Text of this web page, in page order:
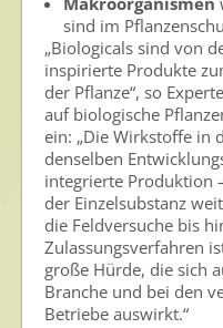
sind im
„Biologicals sind von
inspirierte Produkte
der Pflanze“, so
auf biologische
ein: „Die Wirkstoffe in
denselben
integrierte Produktion
der Einzelsubstanz
die Feldversuche bis
Zulassungsverfahren
große Hürde, die sich
Branche und bei den
Betriebe auswirkt.“